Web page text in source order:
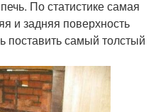
По статистике самая
и задняя поверхность
поставить самый толстый